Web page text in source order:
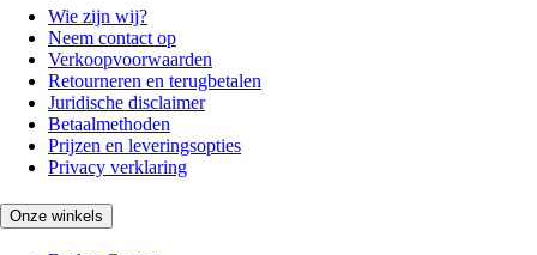
Wie zijn wij?
Neem contact op
Verkoopvoorwaarden
Retourneren en terugbetalen
Juridische disclaimer
Betaalmethoden
Prijzen en leveringsopties
Privacy verklaring
Onze winkels